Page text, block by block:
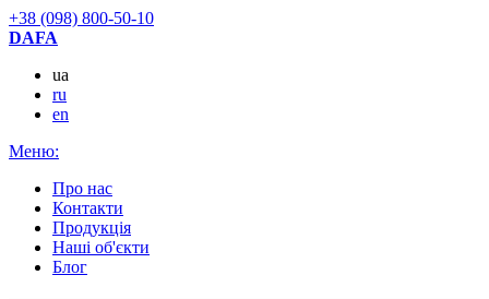
+38 (098) 800-50-10
DAFA
ua
ru
en
Меню:
Про нас
Контакти
Продукцiя
Наші об'єкти
Блог